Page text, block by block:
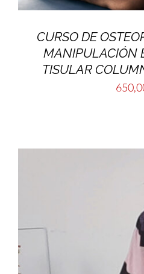
CURSO DE
MANIPULACIÓN
TISULAR